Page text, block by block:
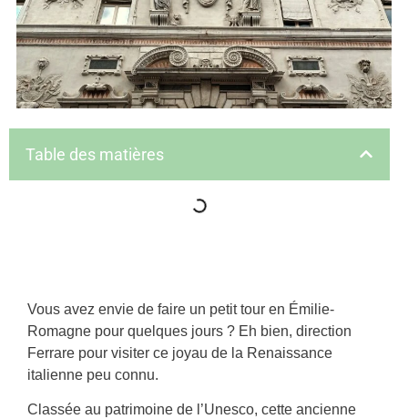
Table des matières
Vous avez envie de faire un petit tour en Émilie-
Romagne pour quelques jours ? Eh bien, direction
Ferrare pour visiter ce joyau de la Renaissance
italienne peu connu.
Classée au patrimoine de l’Unesco, cette ancienne